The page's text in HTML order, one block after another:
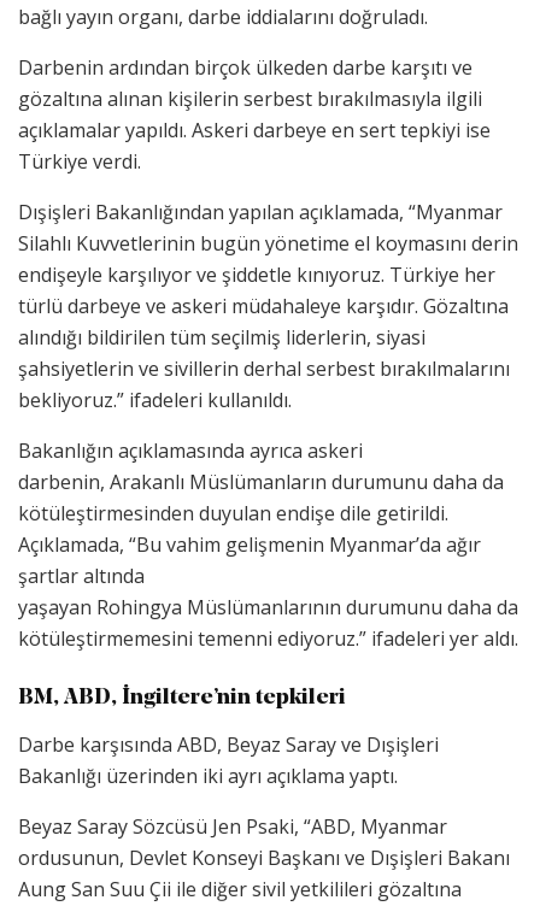
bağlı yayın organı, darbe iddialarını doğruladı.
Darbenin ardından birçok ülkeden darbe karşıtı ve
gözaltına alınan kişilerin serbest bırakılmasıyla ilgili
açıklamalar yapıldı. Askeri darbeye en sert tepkiyi ise
Türkiye verdi.
Dışişleri Bakanlığından yapılan açıklamada, “Myanmar
Silahlı Kuvvetlerinin bugün yönetime el koymasını derin
endişeyle karşılıyor ve şiddetle kınıyoruz. Türkiye her
türlü darbeye ve askeri müdahaleye karşıdır. Gözaltına
alındığı bildirilen tüm seçilmiş liderlerin, siyasi
şahsiyetlerin ve sivillerin derhal serbest bırakılmalarını
bekliyoruz.” ifadeleri kullanıldı.
Bakanlığın açıklamasında ayrıca askeri
darbenin, Arakanlı Müslümanların durumunu daha da
kötüleştirmesinden duyulan endişe dile getirildi.
Açıklamada, “Bu vahim gelişmenin Myanmar’da ağır
şartlar altında
yaşayan Rohingya Müslümanlarının durumunu daha da
kötüleştirmemesini temenni ediyoruz.” ifadeleri yer aldı.
BM, ABD, İngiltere’nin tepkileri
Darbe karşısında ABD, Beyaz Saray ve Dışişleri
Bakanlığı üzerinden iki ayrı açıklama yaptı.
Beyaz Saray Sözcüsü Jen Psaki, “ABD, Myanmar
ordusunun, Devlet Konseyi Başkanı ve Dışişleri Bakanı
Aung San Suu Çii ile diğer sivil yetkilileri gözaltına